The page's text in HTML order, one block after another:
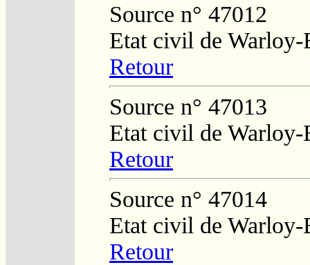
Source n° 47012
Etat civil de
Retour
Source n° 47013
Etat civil de
Retour
Source n° 47014
Etat civil de
Retour